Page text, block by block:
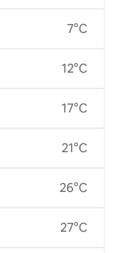
7°C
12°C
17°C
21°C
26°C
27°C